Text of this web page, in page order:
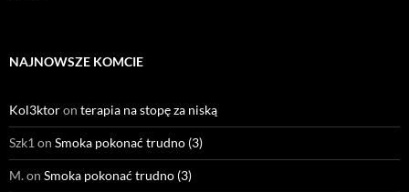
NAJNOWSZE KOMCIE
Kol3ktoron terapia na stopę za niską
Szk1 on Smoka pokonać trudno (3)
M.on Smoka pokonać trudno (3)